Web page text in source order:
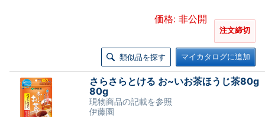
価格: 非公開
注文締切
類似品を探す マイカタログに追加
さらさらとける お~いお茶ほうじ茶80g
80g
現物商品の記載を参照
伊藤園